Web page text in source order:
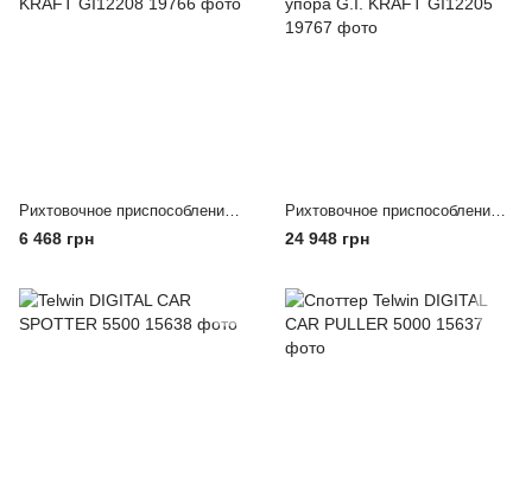
Рихтовочное приспособление "пулер" G.I. KRAFT GI12208
6 468 грн
Рихтовочное приспособление 850мм 4 упора G.I. KRAFT GI12205
24 948 грн